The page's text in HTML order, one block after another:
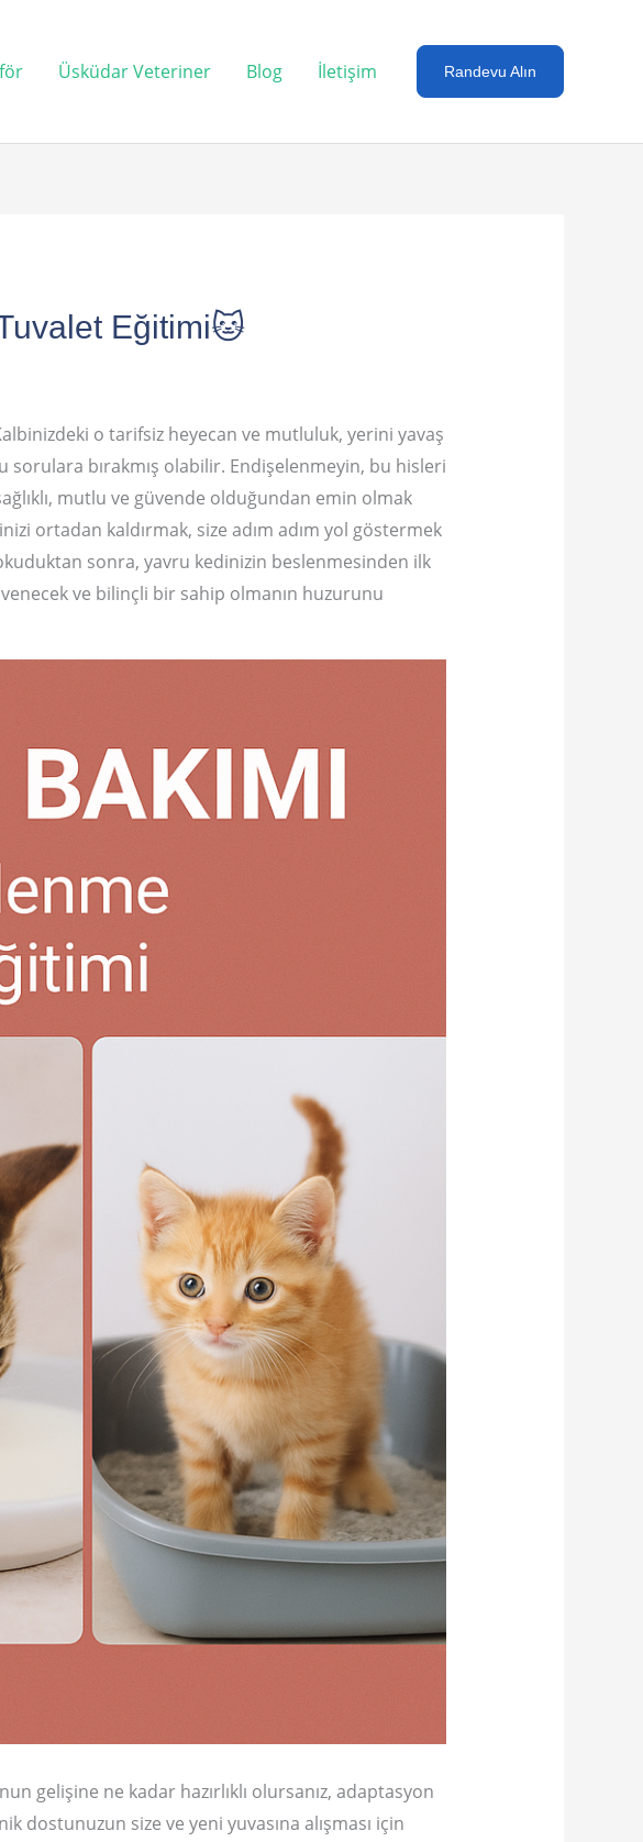
Üsküdar Veteriner Blog İletişim Randevu Alın
Eğitimi🐱
o tarifsiz heyecan ve mutluluk, yerini yavaş
sorulara bırakmış olabilir. Endişelenmeyin, bu hisleri
mutlu ve güvende olduğundan emin olmak
ortadan kaldırmak, size adım adım yol göstermek
sonra, yavru kedinizin beslenmesinden ilk
ve bilinçli bir sahip olmanın huzurunu
gelişine ne kadar hazırlıklı olursanız, adaptasyon
dostunuzun size ve yeni yuvasına alışması için